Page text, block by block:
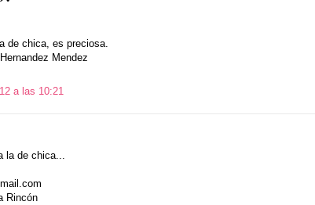
de chica, es preciosa.
Mendez
a las 10:21
la de chica...
Rincón